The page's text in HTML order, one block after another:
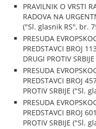
PRAVILNIK O VRSTI
RADOVA NA
("Sl. glasnik RS", br.
PRESUDA
PREDSTAVCI BROJ
DRUGI PROTIV
PRESUDA
PREDSTAVCI BROJ
PROTIV SRBIJE ("Sl.
PRESUDA
PREDSTAVCI BROJ
PROTIV SRBIJE ("Sl.